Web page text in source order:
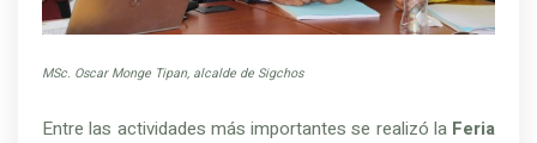
MSc. Oscar Monge Tipan, alcalde de Sigchos
Entre las actividades más importantes se realizó la Feria